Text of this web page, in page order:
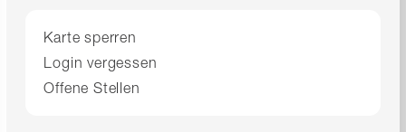
Karte sperren
Login vergessen
Offene Stellen